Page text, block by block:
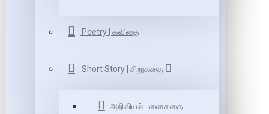
Poetry | கவிதை
Short Story | சிறுகதை
அறிவியல் புனைகதை